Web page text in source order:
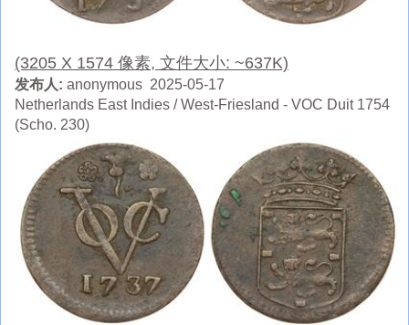
(3205 X 1574 像素, 文件大小: ~637K)
发布人: anonymous 2025-05-17
Netherlands East Indies / West-Friesland - VOC Duit 1754
(Scho. 230)